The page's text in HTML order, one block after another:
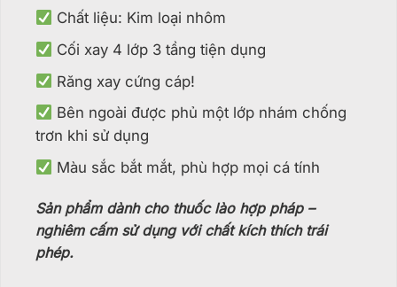
Chất liệu: Kim loại nhôm
Cối xay 4 lớp 3 tầng tiện dụng
Răng xay cứng cáp!
Bên ngoài được phủ một lớp nhám chống
trơn khi sử dụng
Màu sắc bắt mắt, phù hợp mọi cá tính
Sản phẩm dành cho thuốc lào hợp pháp –
nghiêm cấm sử dụng với chất kích thích trái
phép.